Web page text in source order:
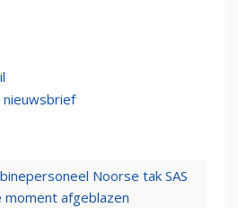
nieuwsbrief
Noorse tak SAS
afgeblazen